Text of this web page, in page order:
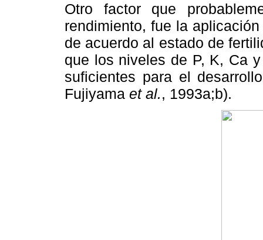
Otro factor que
rendimiento, fue la
de acuerdo al estado de
que los niveles de P, K, Ca
suficientes para el
Fujiyama et al., 1993a;b).